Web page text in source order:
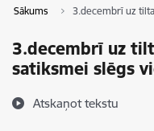
Sākums 3.decembrī uz
3.decembrī uz
satiksmei slēgs
Atskaņot tekstu